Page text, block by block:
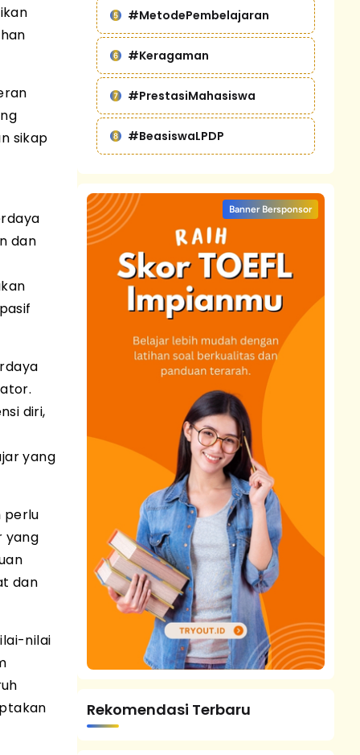
sikap
dan
diri,
yang
perlu
yang
dan
nilai
#MetodePembelajaran
#Keragaman
#PrestasiMahasiswa
#BeasiswaLPDP
Banner Bersponsor
Rekomendasi Terbaru